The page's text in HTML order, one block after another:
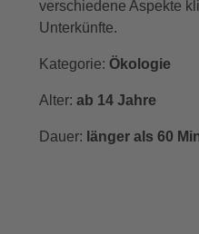
verschiedene Aspekte
Unterkünfte.
Kategorie: Ökologie
Alter: ab 14 Jahre
Dauer: länger als 60